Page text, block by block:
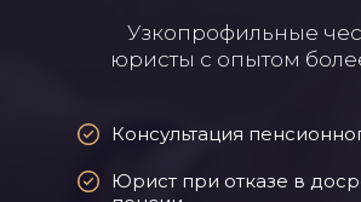
Консультация
Узкопрофильные
юристы с опытом
Юрист при отказе в